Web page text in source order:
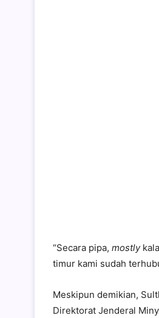
“Secara pipa, mostly
timur kami sudah
Meskipun demikian,
Direktorat Jenderal